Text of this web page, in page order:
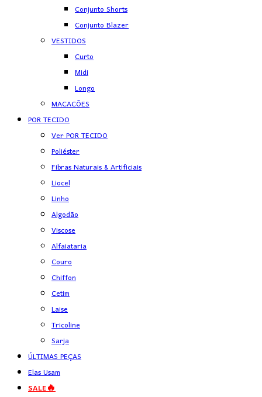
Conjunto Shorts
Conjunto Blazer
VESTIDOS
Curto
Midi
Longo
MACACÕES
POR TECIDO
Ver POR TECIDO
Poliéster
Fibras Naturais & Artificiais
Liocel
Linho
Algodão
Viscose
Alfaiataria
Couro
Chiffon
Cetim
Laise
Tricoline
Sarja
ÚLTIMAS PEÇAS
Elas Usam
SALE🔥